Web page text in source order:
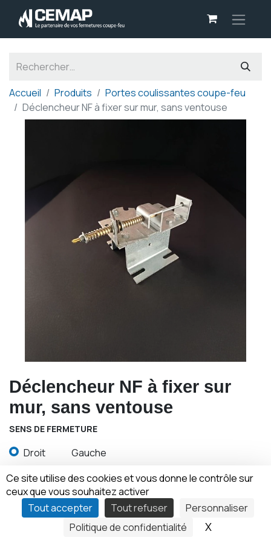
Panneau de gestion des cookies
Ce site utilise des cookies et vous donne le contrôle sur
ceux que vous souhaitez activer
Tout accepter
Tout refuser
Personnaliser
Politique de confidentialité
X
Accueil Produits
Portes coulissantes coupe-feu
Déclencheur NF à fixer sur mur, sans ventouse
Déclencheur NF à fixer sur
mur, sans ventouse
SENS DE FERMETURE
Droit Gauche
Contactez-nous